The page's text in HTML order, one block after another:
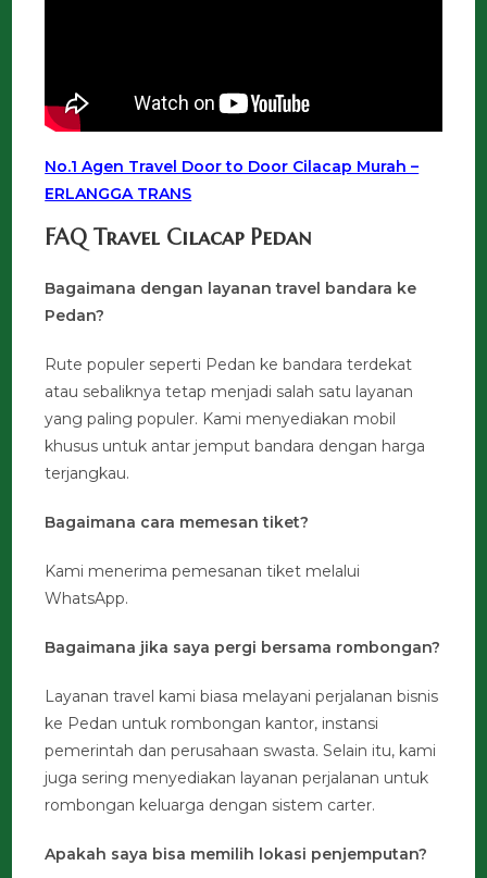
No.1 Agen Travel Door to Door Cilacap Murah –
ERLANGGA TRANS
FAQ Travel Cilacap Pedan
Bagaimana dengan layanan travel bandara ke
Pedan?
Rute populer seperti Pedan ke bandara terdekat
atau sebaliknya tetap menjadi salah satu layanan
yang paling populer. Kami menyediakan mobil
khusus untuk antar jemput bandara dengan harga
terjangkau.
Bagaimana cara memesan tiket?
Kami menerima pemesanan tiket melalui
WhatsApp.
Bagaimana jika saya pergi bersama rombongan?
Layanan travel kami biasa melayani perjalanan bisnis
ke Pedan untuk rombongan kantor, instansi
pemerintah dan perusahaan swasta. Selain itu, kami
juga sering menyediakan layanan perjalanan untuk
rombongan keluarga dengan sistem carter.
Apakah saya bisa memilih lokasi penjemputan?